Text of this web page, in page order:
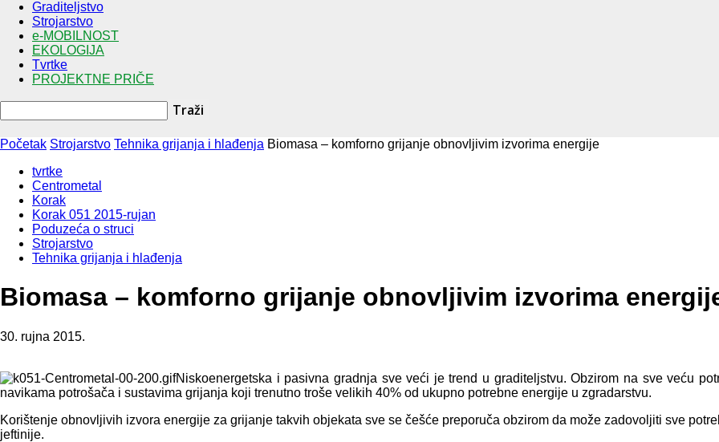
Graditeljstvo
Strojarstvo
e-MOBILNOST
EKOLOGIJA
Tvrtke
PROJEKTNE PRIČE
Početak Strojarstvo Tehnika grijanja i hlađenja Biomasa – komforno grijanje obnovljivim izvorima energije
tvrtke
Centrometal
Korak
Korak 051 2015-rujan
Poduzeća o struci
Strojarstvo
Tehnika grijanja i hlađenja
Biomasa – komforno grijanje obnovljivim izvorima
30. rujna 2015.
Niskoenergetska i pasivna gradnja sve veći je trend u graditeljstvu. Obzirom na sve veću
navikama potrošača i sustavima grijanja koji trenutno troše velikih 40% od ukupno potrebne energije u zgradarstvu.
Korištenje obnovljivih izvora energije za grijanje takvih objekata sve se češće preporuča obzirom da može zadovoljiti sve
jeftinije.